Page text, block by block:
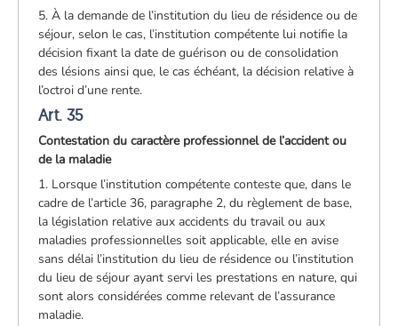
5. À la demande de l’institution du lieu de résidence ou de
séjour, selon le cas, l’institution compétente lui notifie la
décision fixant la date de guérison ou de consolidation
des lésions ainsi que, le cas échéant, la décision relative à
l’octroi d’une rente.
Art. 35
Contestation du caractère professionnel de l’accident ou
de la maladie
1. Lorsque l’institution compétente conteste que, dans le
cadre de l’article 36, paragraphe 2, du règlement de base,
la législation relative aux accidents du travail ou aux
maladies professionnelles soit applicable, elle en avise
sans délai l’institution du lieu de résidence ou l’institution
du lieu de séjour ayant servi les prestations en nature, qui
sont alors considérées comme relevant de l’assurance
maladie.